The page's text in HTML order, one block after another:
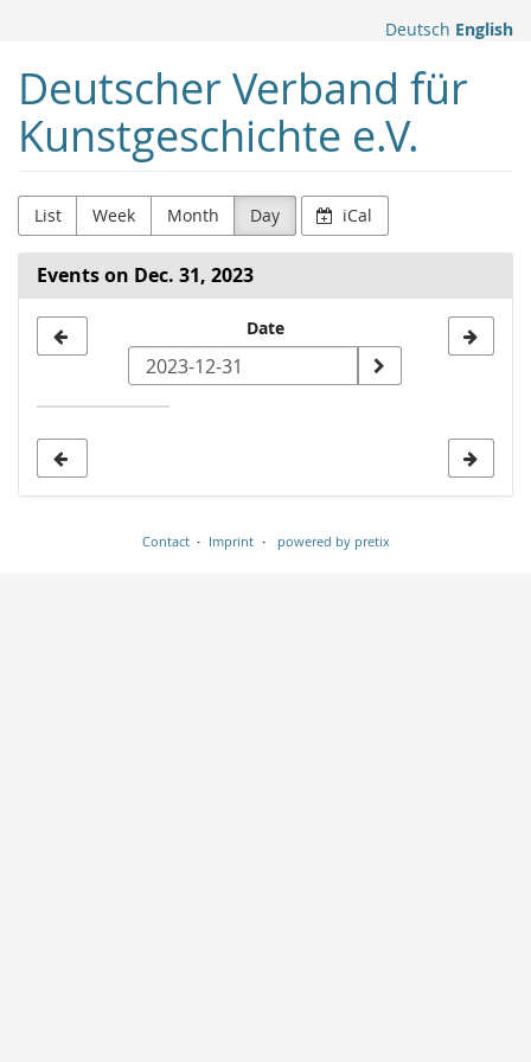
content
Deutsch English
Deutscher Verband für
Kunstgeschichte e.V.
List Week Month Day iCal
Events on Dec. 31, 2023
date
Date
Contact Imprint powered by pretix